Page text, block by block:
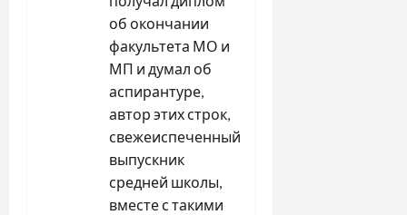
об окончании
факультета МО и
МП и думал об
аспирантуре,
автор этих строк,
свежеиспеченный
выпускник
средней школы,
вместе с такими